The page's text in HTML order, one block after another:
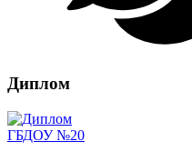
Диплом
ГБДОУ №20